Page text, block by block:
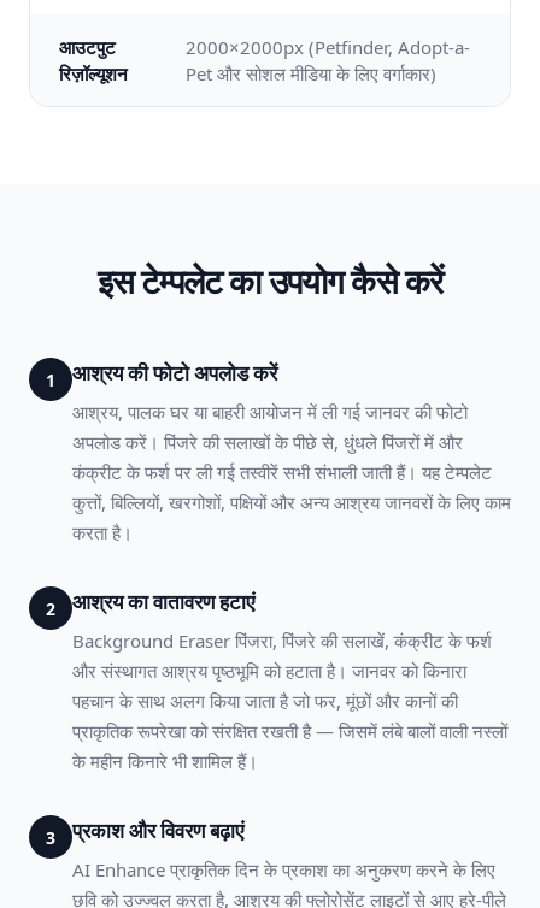
आउटपुट
रिज़ॉल्यूशन
2000×2000px (Petfinder, Adopt-a-
Pet और सोशल मीडिया के लिए वर्गाकार)
इस टेम्पलेट का उपयोग कैसे करें
1 आश्रय की फोटो अपलोड करें
आश्रय, पालक घर या बाहरी आयोजन में ली गई जानवर की फोटो
अपलोड करें। पिंजरे की सलाखों के पीछे से, धुंधले पिंजरों में और
कंक्रीट के फर्श पर ली गई तस्वीरें सभी संभाली जाती हैं। यह टेम्पलेट
कुत्तों, बिल्लियों, खरगोशों, पक्षियों और अन्य आश्रय जानवरों के लिए काम
करता है।
2 आश्रय का वातावरण हटाएं
Background Eraser पिंजरा, पिंजरे की सलाखें, कंक्रीट के फर्श
और संस्थागत आश्रय पृष्ठभूमि को हटाता है। जानवर को किनारा
पहचान के साथ अलग किया जाता है जो फर, मूंछों और कानों की
प्राकृतिक रूपरेखा को संरक्षित रखती है — जिसमें लंबे बालों वाली नस्लों
के महीन किनारे भी शामिल हैं।
3 प्रकाश और विवरण बढ़ाएं
AI Enhance प्राकृतिक दिन के प्रकाश का अनुकरण करने के लिए
छवि को उज्ज्वल करता है, आश्रय की फ्लोरोसेंट लाइटों से आए हरे-पीले